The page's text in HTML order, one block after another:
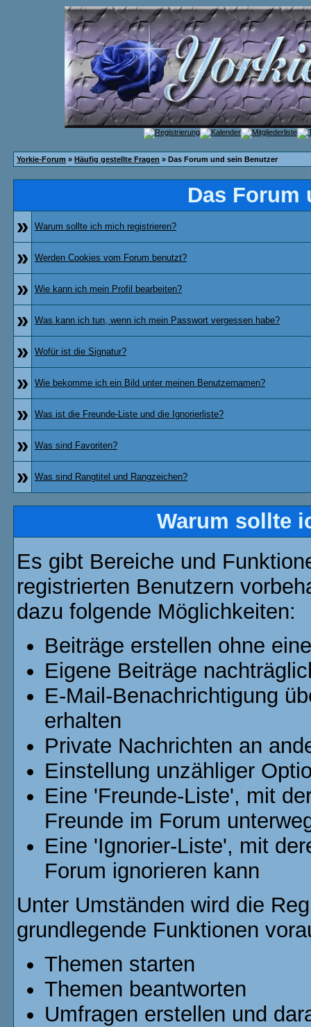
Yorkie-Forum » Häufig gestellte Fragen » Das Forum und sein Benutzer
Das Forum
»
Warum sollte ich mich registrieren?
» Werden Cookies vom Forum benutzt?
» Wie kann ich mein Profil bearbeiten?
» Was kann ich tun, wenn ich mein Passwort vergessen habe?
» Wofür ist die Signatur?
» Wie bekomme ich ein Bild unter meinen Benutzernamen?
» Was ist die Freunde-Liste und die Ignorierliste?
» Was sind Favoriten?
» Was sind Rangtitel und Rangzeichen?
Warum sollte
Es gibt Bereiche und
registrierten Benutzern
dazu folgende Möglichkeiten:
Beiträge erstellen ohne
Eigene Beiträge
E-Mail-Benachrichtigung
erhalten
Private Nachrichten an
Einstellung unzähliger
Eine 'Freunde-Liste', mit
Freunde im Forum
Eine 'Ignorier-Liste', mit
Forum ignorieren kann
Unter Umständen wird die
grundlegende Funktionen
Themen starten
Themen beantworten
Umfragen erstellen und